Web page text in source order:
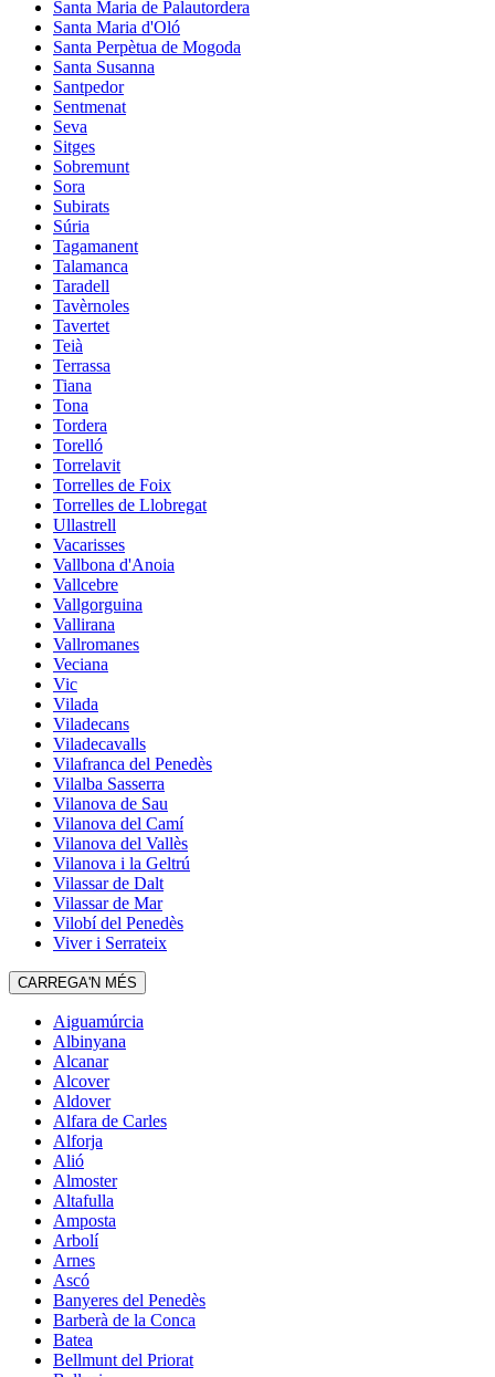
Santa Maria de Palautordera
Santa Maria d'Oló
Santa Perpètua de Mogoda
Santa Susanna
Santpedor
Sentmenat
Seva
Sitges
Sobremunt
Sora
Subirats
Súria
Tagamanent
Talamanca
Taradell
Tavèrnoles
Tavertet
Teià
Terrassa
Tiana
Tona
Tordera
Torelló
Torrelavit
Torrelles de Foix
Torrelles de Llobregat
Ullastrell
Vacarisses
Vallbona d'Anoia
Vallcebre
Vallgorguina
Vallirana
Vallromanes
Veciana
Vic
Vilada
Viladecans
Viladecavalls
Vilafranca del Penedès
Vilalba Sasserra
Vilanova de Sau
Vilanova del Camí
Vilanova del Vallès
Vilanova i la Geltrú
Vilassar de Dalt
Vilassar de Mar
Vilobí del Penedès
Viver i Serrateix
CARREGA'N MÉS
Aiguamúrcia
Albinyana
Alcanar
Alcover
Aldover
Alfara de Carles
Alforja
Alió
Almoster
Altafulla
Amposta
Arbolí
Arnes
Ascó
Banyeres del Penedès
Barberà de la Conca
Batea
Bellmunt del Priorat